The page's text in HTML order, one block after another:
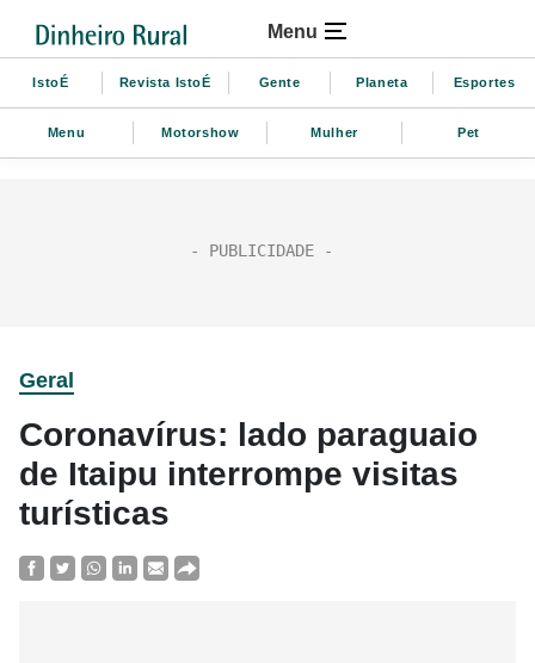
Menu
IstoÉ Revista IstoÉ Gente Planeta Esportes
Menu Motorshow Mulher Pet
Geral
Coronavírus: lado paraguaio
de Itaipu interrompe visitas
turísticas